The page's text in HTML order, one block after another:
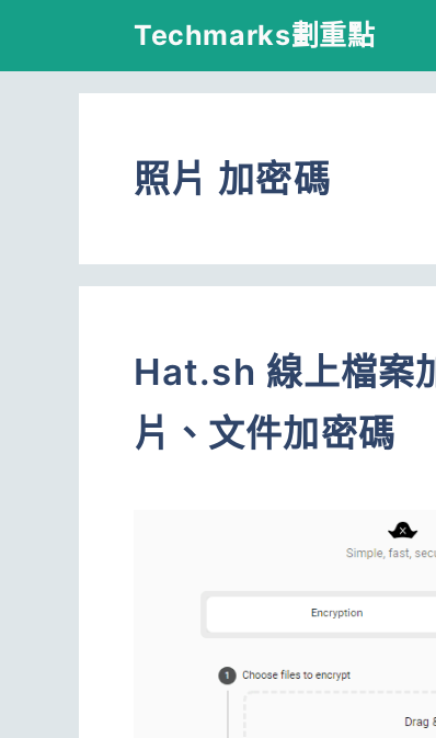
Techmarks劃重點
照片 加密碼
Hat.sh 線上檔案
片、文件加密碼